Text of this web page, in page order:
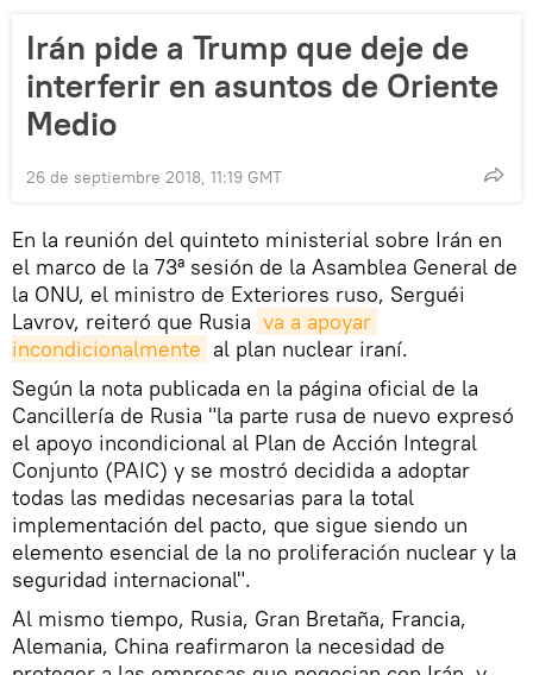
Irán pide a Trump que deje de
interferir en asuntos de Oriente
Medio
26 de septiembre 2018, 11:19 GMT
En la reunión del quinteto ministerial sobre Irán en
el marco de la 73ª sesión de la Asamblea General de
la ONU, el ministro de Exteriores ruso, Serguéi
Lavrov, reiteró que Rusia va a apoyar
incondicionalmente al plan nuclear iraní.
Según la nota publicada en la página oficial de la
Cancillería de Rusia "la parte rusa de nuevo expresó
el apoyo incondicional al Plan de Acción Integral
Conjunto (PAIC) y se mostró decidida a adoptar
todas las medidas necesarias para la total
implementación del pacto, que sigue siendo un
elemento esencial de la no proliferación nuclear y la
seguridad internacional".
Al mismo tiempo, Rusia, Gran Bretaña, Francia,
Alemania, China reafirmaron la necesidad de